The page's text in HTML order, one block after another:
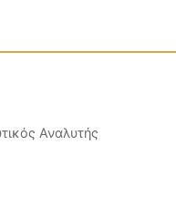
Αναλυτής